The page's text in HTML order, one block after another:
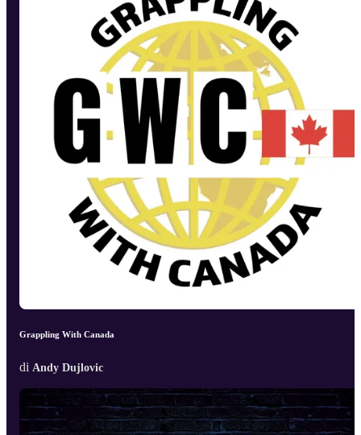
Grappling With Canada
di Andy Dujlovic